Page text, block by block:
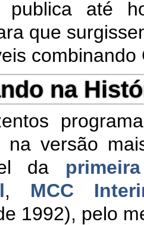
publica até
que
combinando
na
na versão
da
, MCC
1992), pelo